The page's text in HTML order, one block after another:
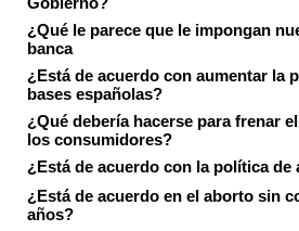
¿Qué le parece que le impongan
banca
¿Está de acuerdo con aumentar la
bases españolas?
¿Qué debería hacerse para frenar
los consumidores?
¿Está de acuerdo con la política
¿Está de acuerdo en el aborto sin
años?